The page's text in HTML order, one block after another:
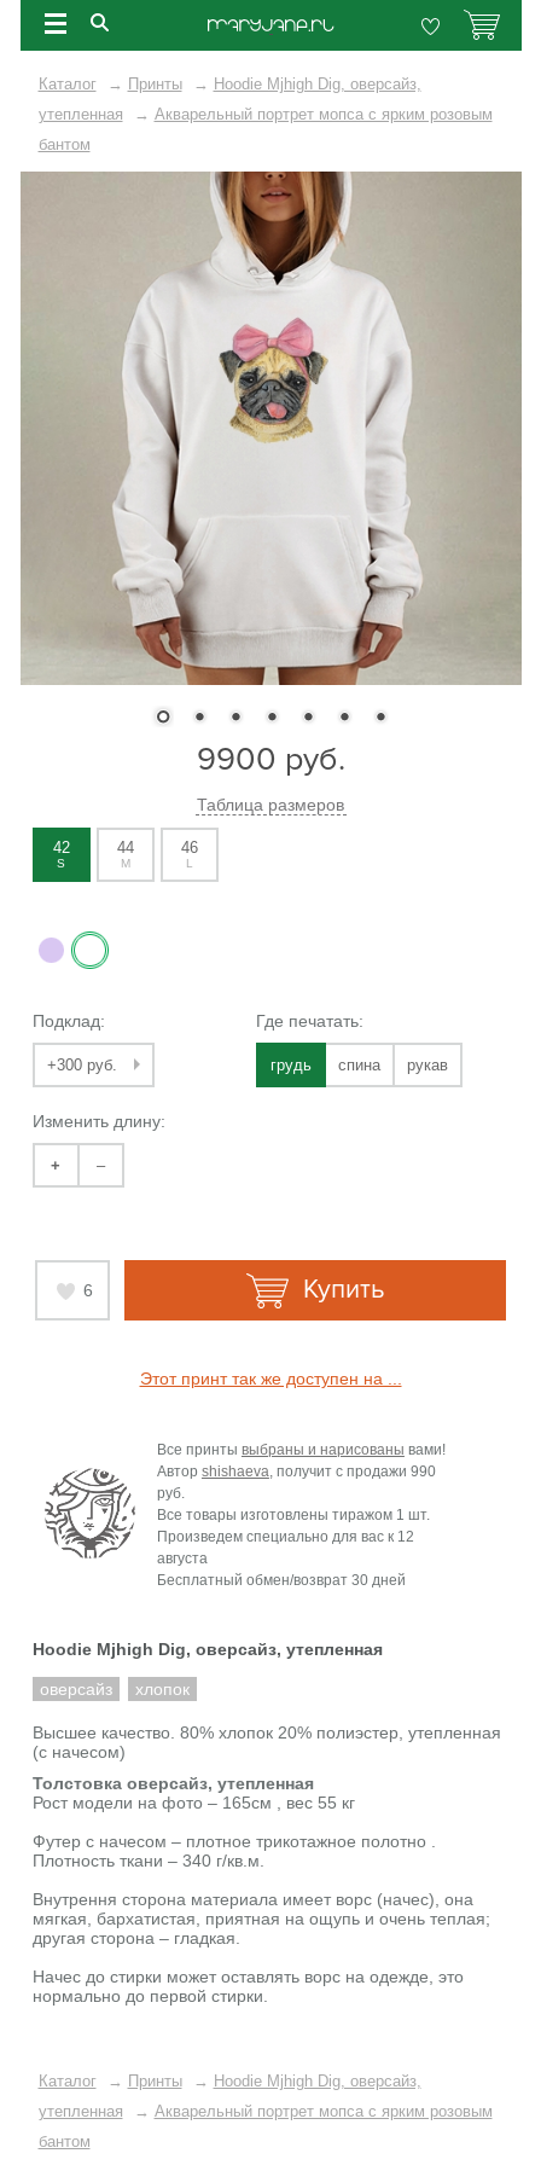
Каталог → Принты → Hoodie Mjhigh Dig, оверсайз,
утепленная
→ Акварельный портрет мопса с ярким розовым
бантом
9900 руб.
Таблица размеров
42
S
44
M
46
L
Подклад:
+300 руб.
Где печатать:
грудь спина рукав
Изменить длину:
+ –
6 Купить
Этот принт так же доступен на ...
Все принты выбраны и нарисованы вами!
Автор shishaeva, получит с продажи 990
руб.
Все товары изготовлены тиражом 1 шт.
Произведем специально для вас к 12
августа
Бесплатный обмен/возврат 30 дней
Hoodie Mjhigh Dig, оверсайз, утепленная
оверсайз хлопок
Высшее качество. 80% хлопок 20% полиэстер, утепленная
(с начесом)
Толстовка оверсайз, утепленная
Рост модели на фото – 165см , вес 55 кг
Футер с начесом – плотное трикотажное полотно .
Плотность ткани – 340 г/кв.м.
Внутрення сторона материала имеет ворс (начес), она
мягкая, бархатистая, приятная на ощупь и очень теплая;
другая сторона – гладкая.
Начес до стирки может оставлять ворс на одежде, это
нормально до первой стирки.
Каталог → Принты → Hoodie Mjhigh Dig, оверсайз,
утепленная
→ Акварельный портрет мопса с ярким розовым
бантом